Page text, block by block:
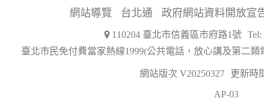
網站導覽 台北通 政府網站資料開放宣
110204 臺北市信義區市府路1號
Tel:
臺北市民免付費當家熱線1999(公共電話，放心講及第二類
網站版次 V20250327 更新時
AP-03